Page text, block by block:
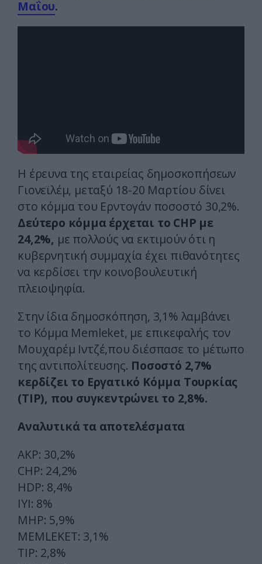
Μαΐου.
Η έρευνα της εταιρείας δημοσκοπήσεων
Γιονεϊλέμ, μεταξύ 18-20 Μαρτίου δίνει
στο κόμμα του Ερντογάν ποσοστό 30,2%.
Δεύτερο κόμμα έρχεται το CHP με
24,2%, με πολλούς να εκτιμούν ότι η
κυβερνητική συμμαχία έχει πιθανότητες
να κερδίσει την κοινοβουλευτική
πλειοψηφία.
Στην ίδια δημοσκόπηση, 3,1% λαμβάνει
το Κόμμα Memleket, με επικεφαλής τον
Μουχαρέμ Ιντζέ,που διέσπασε το μέτωπο
της αντιπολίτευσης. Ποσοστό 2,7%
κερδίζει το Εργατικό Κόμμα Τουρκίας
(TIP), που συγκεντρώνει το 2,8%.
Αναλυτικά τα αποτελέσματα
ΑΚP: 30,2%
CHP: 24,2%
HDP: 8,4%
IYI: 8%
MHP: 5,9%
MEMLEKET: 3,1%
TIP: 2,8%